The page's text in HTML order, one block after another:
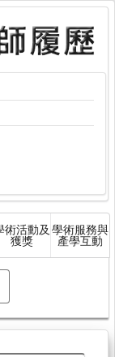
術活動及
獲獎
學術服務與
產學互動